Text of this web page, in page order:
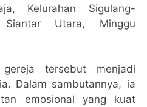
Kelurahan Sigulang-
Siantar Utara, Minggu
tersebut menjadi
Dalam sambutannya, ia
emosional yang kuat